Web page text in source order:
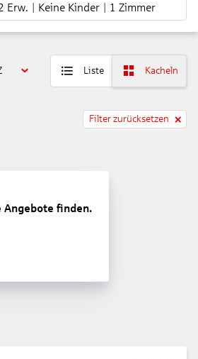
Erw. Keine Kinder 1 Zimmer
Liste Kacheln
Filter zurücksetzen
Angebote finden.